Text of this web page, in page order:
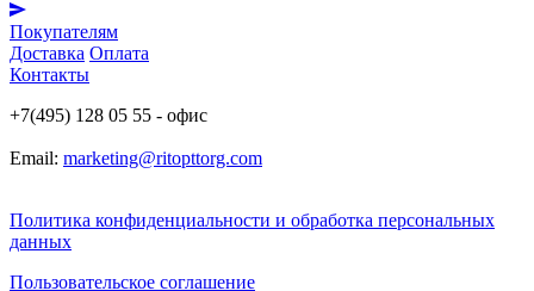
Покупателям
Доставка Оплата
Контакты
+7(495) 128 05 55 - офис
Email: marketing@ritopttorg.com
Политика конфиденциальности и обработка персональных
данных
Пользовательское соглашение